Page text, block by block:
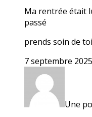
Ma rentrée était
passé
prends soin de
7 septembre
Une